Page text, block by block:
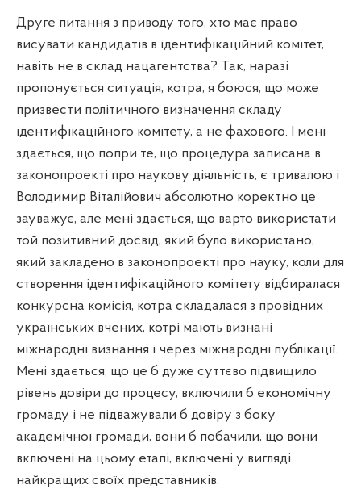
Друге питання з приводу того, хто має право
висувати кандидатів в ідентифікаційний комітет,
навіть не в склад нацагентства? Так, наразі
пропонується ситуація, котра, я боюся, що може
призвести політичного визначення складу
ідентифікаційного комітету, а не фахового. І мені
здається, що попри те, що процедура записана в
законопроекті про наукову діяльність, є тривалою і
Володимир Віталійович абсолютно коректно це
зауважує, але мені здається, що варто використати
той позитивний досвід, який було використано,
який закладено в законопроекті про науку, коли для
створення ідентифікаційного комітету відбиралася
конкурсна комісія, котра складалася з провідних
українських вчених, котрі мають визнані
міжнародні визнання і через міжнародні публікації.
Мені здається, що це б дуже суттєво підвищило
рівень довіри до процесу, включили б економічну
громаду і не підважували б довіру з боку
академічної громади, вони б побачили, що вони
включені на цьому етапі, включені у вигляді
найкращих своїх представників.